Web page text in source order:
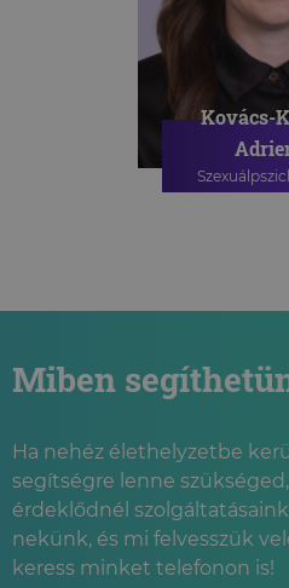
Kovács-
Miben
Ha nehéz élethelyzetbe
segítségre lenne
érdeklődnél
nekünk, és mi felvesszük
keress minket telefonon is!